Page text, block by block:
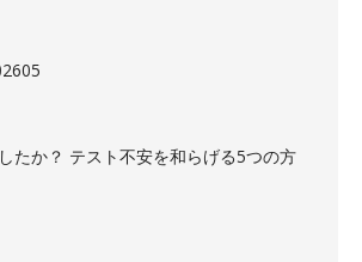
たか？ テスト不安を和らげる5つの方